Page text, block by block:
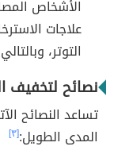
الأشخاص
علاجات
التوتر،
نصائح لتخفيف
تساعد النصائح
المدى الطويل:[٣]